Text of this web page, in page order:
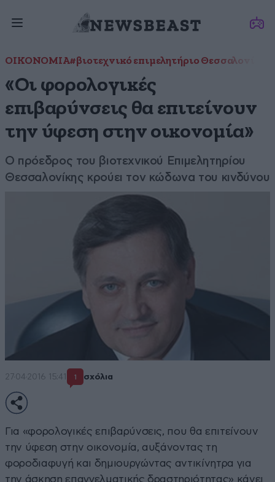
ΟΙΚΟΝΟΜΙΑ#βιοτεχνικό επιμελητήριο Θεσσαλονίκης
«Οι φορολογικές
επιβαρύνσεις θα επιτείνουν
την ύφεση στην οικονομία»
Ο πρόεδρος του βιοτεχνικού Επιμελητηρίου
Θεσσαλονίκης κρούει τον κώδωνα του κινδύνου
27·04·2016 15:41 1 σχόλια
Για «φορολογικές επιβαρύνσεις, που θα επιτείνουν
την ύφεση στην οικονομία, αυξάνοντας τη
φοροδιαφυγή και δημιουργώντας αντικίνητρα για
την άσκηση επαγγελματικής δραστηριότητας» κάνει